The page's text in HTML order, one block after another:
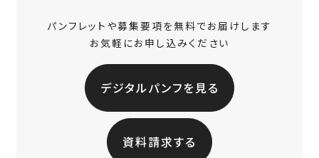
パンフレットや募集要項を無料でお届けします
お気軽にお申し込みください
デジタルパンフを見る
資料請求する